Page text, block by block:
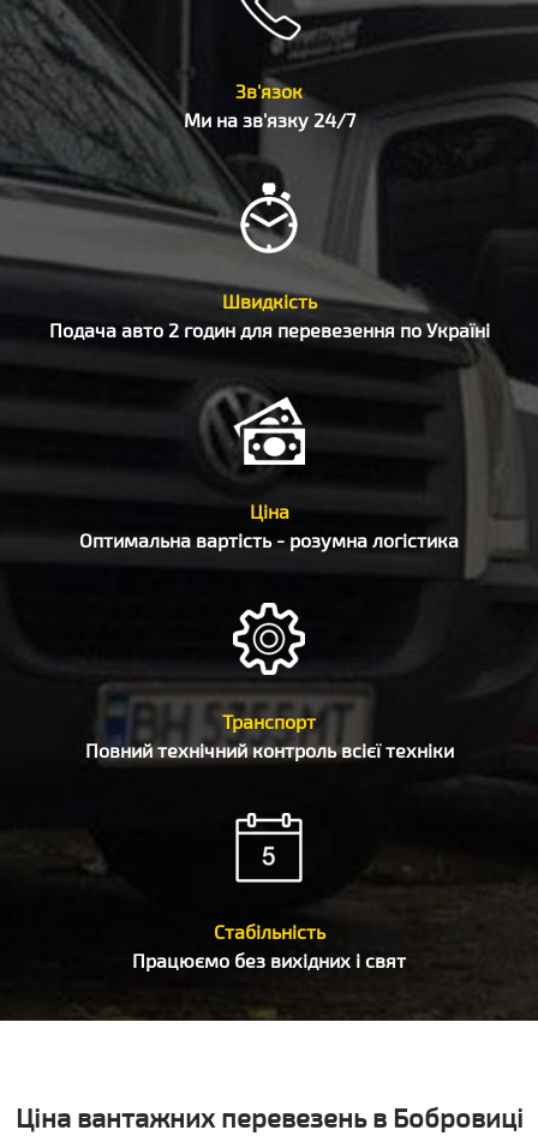
Зв'язок
Ми на зв'язку 24/7
Швидкість
Подача авто 2 годин для перевезення по Україні
Ціна
Оптимальна вартість - розумна логістика
Транспорт
Повний технічний контроль всієї техніки
Стабільність
Працюємо без вихідних і свят
Ціна вантажних перевезень в Бобровиці